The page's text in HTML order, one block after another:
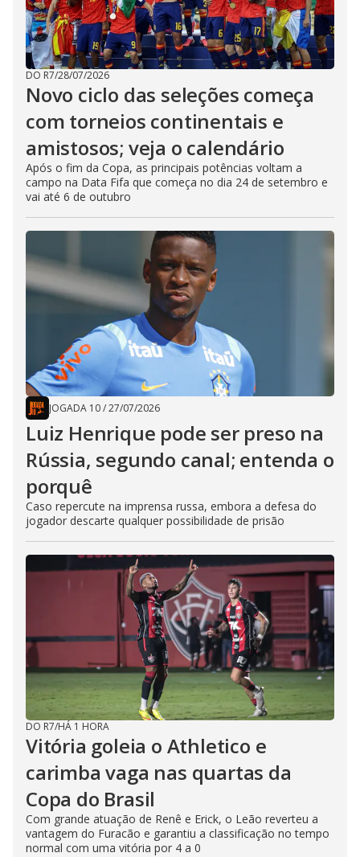
DO R7/28/07/2026
Novo ciclo das seleções começa
com torneios continentais e
amistosos; veja o calendário
Após o fim da Copa, as principais potências voltam a
campo na Data Fifa que começa no dia 24 de setembro e
vai até 6 de outubro
JOGADA 10/27/07/2026
Luiz Henrique pode ser preso na
Rússia, segundo canal; entenda o
porquê
Caso repercute na imprensa russa, embora a defesa do
jogador descarte qualquer possibilidade de prisão
DO R7/HÁ 1 HORA
Vitória goleia o Athletico e
carimba vaga nas quartas da
Copa do Brasil
Com grande atuação de Renê e Erick, o Leão reverteu a
vantagem do Furacão e garantiu a classificação no tempo
normal com uma vitória por 4 a 0